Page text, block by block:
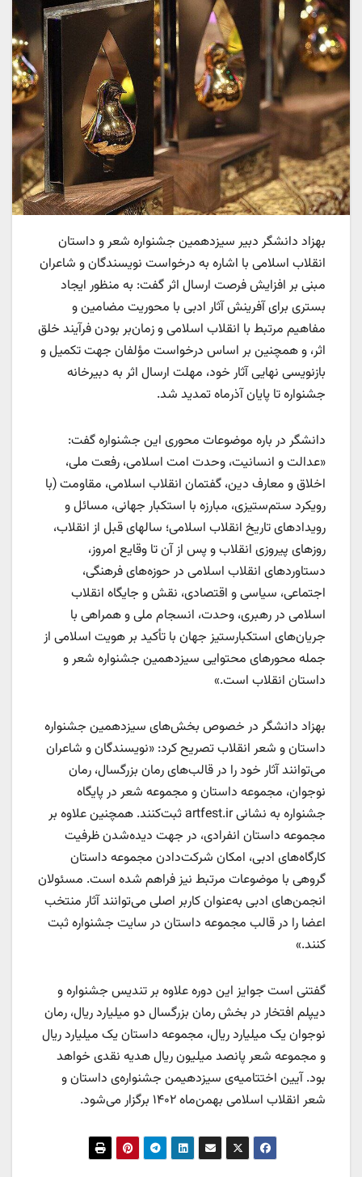
بهزاد دانشگر دبیر سیزدهمین جشنواره شعر و داستان
انقلاب اسلامی با اشاره به درخواست نویسندگان و شاعران
مبنی بر افزایش فرصت ارسال اثر گفت: به منظور ایجاد
بستری برای آفرینش آثار ادبی با محوریت مضامین و
مفاهیم مرتبط با انقلاب اسلامی و زمان‌بر بودن فرآیند خلق
اثر، و همچنین بر اساس درخواست مؤلفان جهت تکمیل و
بازنویسی نهایی آثار خود، مهلت ارسال اثر به دبیرخانه
جشنواره تا پایان آذرماه تمدید شد.
دانشگر در باره موضوعات محوری این جشنواره گفت:
«عدالت و انسانیت، وحدت امت اسلامی، رفعت ملی،
اخلاق و معارف دین، گفتمان انقلاب اسلامی، مقاومت (با
رویکرد ستم‌ستیزی، مبارزه با استکبار جهانی، مسائل و
رویدادهای تاریخ انقلاب اسلامی؛ سالهای قبل از انقلاب،
روزهای پیروزی انقلاب و پس از آن تا وقایع امروز،
دستاوردهای انقلاب اسلامی در حوزه‌های فرهنگی،
اجتماعی، سیاسی و اقتصادی، نقش و جایگاه انقلاب
اسلامی در رهبری، وحدت، انسجام ملی و همراهی با
جریان‌های استکبارستیز جهان با تأکید بر هویت اسلامی از
جمله محورهای محتوایی سیزدهمین جشنواره شعر و
داستان انقلاب است.»
بهزاد دانشگر در خصوص بخش‌های سیزدهمین جشنواره
داستان و شعر انقلاب تصریح کرد: «نویسندگان و شاعران
می‌توانند آثار خود را در قالب‌های رمان بزرگسال، رمان
نوجوان، مجموعه داستان و مجموعه شعر در پایگاه
جشنواره به نشانی artfest.ir ثبت‌کنند. همچنین علاوه بر
مجموعه داستان انفرادی، در جهت دیده‌شدن ظرفیت
کارگاه‌های ادبی، امکان شرکت‌دادن مجموعه داستان
گروهی با موضوعات مرتبط نیز فراهم شده است. مسئولان
انجمن‌های ادبی به‌عنوان کاربر اصلی می‌توانند آثار منتخب
اعضا را در قالب مجموعه داستان در سایت جشنواره ثبت
کنند.»
گفتنی است جوایز این دوره علاوه بر تندیس جشنواره و
دیپلم افتخار در بخش رمان بزرگسال دو میلیارد ریال، رمان
نوجوان یک میلیارد ریال، مجموعه داستان یک میلیارد ریال
و مجموعه شعر پانصد میلیون ریال هدیه نقدی خواهد
بود. آیین اختتامیه‌ی سیزدهیمن جشنواره‌ی داستان و
شعر انقلاب اسلامی بهمن‌ماه ۱۴۰۲ برگزار می‌شود.